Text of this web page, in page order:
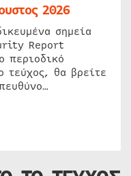
2026
σημεία
Report
περιοδικό
τεύχος, θα βρείτε